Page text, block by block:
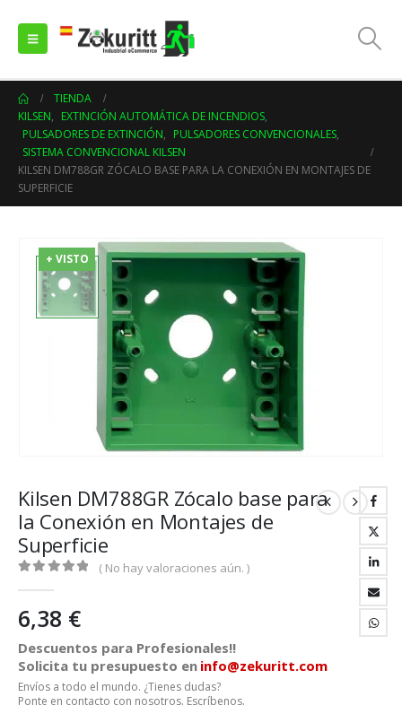
TIENDA
KILSEN, EXTINCIÓN AUTOMÁTICA DE INCENDIOS,
PULSADORES DE EXTINCIÓN, PULSADORES CONVENCIONALES,
SISTEMA CONVENCIONAL KILSEN
KILSEN DM788GR ZÓCALO BASE PARA LA CONEXIÓN EN MONTAJES DE
SUPERFICIE
+ VISTO
Kilsen DM788GR Zócalo base para
la Conexión en Montajes de
Superficie
( No hay valoraciones aún. )
6,38 €
Descuentos para Profesionales!!
Solicita tu presupuesto en info@zekuritt.com
Envíos a todo el mundo. ¿Tienes dudas?
Ponte en contacto con nosotros. Escríbenos.